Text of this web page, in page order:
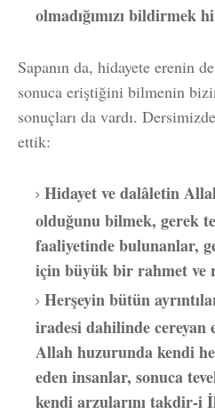
olmadığımızı bildirmek
Sapanın da, hidayete erenin
sonuca eriştiğini bilmenin
sonuçları da vardı.
ettik:
Hidayet ve dalâletin
olduğunu bilmek, gerek
faaliyetinde bulunanlar,
için büyük bir rahmet ve
Herşeyin bütün
iradesi dahilinde
Allah huzurunda kendi
eden insanlar, sonuca
kendi arzularını takdir-i